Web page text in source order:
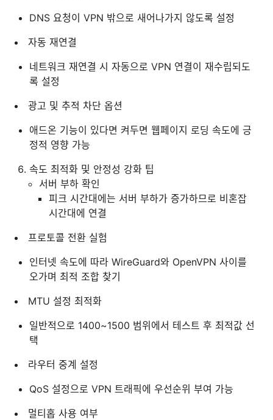
DNS 요청이 VPN 밖으로 새어나가지 않도록 설정
자동 재연결
네트워크 재연결 시 자동으로 VPN 연결이 재수립되도
록 설정
광고 및 추적 차단 옵션
애드온 기능이 있다면 켜두면 웹페이지 로딩 속도에 긍
정적 영향 가능
속도 최적화 및 안정성 강화 팁
서버 부하 확인
피크 시간대에는 서버 부하가 증가하므로 비혼잡
시간대에 연결
프로토콜 전환 실험
인터넷 속도에 따라 WireGuard와 OpenVPN 사이를
오가며 최적 조합 찾기
MTU 설정 최적화
일반적으로 1400~1500 범위에서 테스트 후 최적값 선
택
라우터 중계 설정
QoS 설정으로 VPN 트래픽에 우선순위 부여 가능
멀티홉 사용 여부